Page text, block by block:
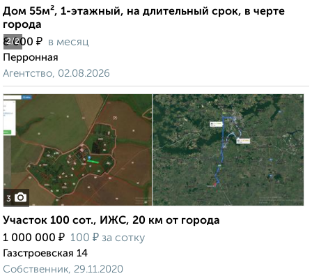
2/2
Дом 55м², 1-этажный, на длительный срок, в черте
города
8 000 ₽ в месяц
Перронная
Агентство, 02.08.2026
3
Участок 100 сот., ИЖС, 20 км от города
1 000 000 ₽ 100 ₽ за сотку
Газстроевская 14
Собственник, 29.11.2020